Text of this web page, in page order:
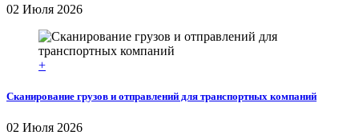
02 Июля 2026
+
Сканирование грузов и отправлений для транспортных компаний
02 Июля 2026